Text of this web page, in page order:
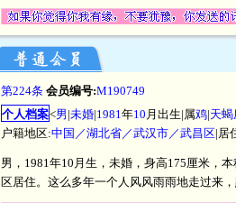
第224条 会员编号:M190749
个人档案<男|未婚|1981 年10 月出生|属鸡|天蝎
户籍地区:中国／湖北省／武汉市／武昌区|居
男，1981年10月生，未婚，身高175厘米，
区居住。这么多年一个人风风雨雨地走过来